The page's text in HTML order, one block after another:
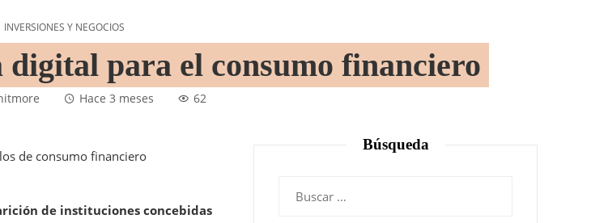
INVERSIONES Y NEGOCIOS
para el consumo financiero
Hace 3 meses 62
de instituciones concebidas
Búsqueda